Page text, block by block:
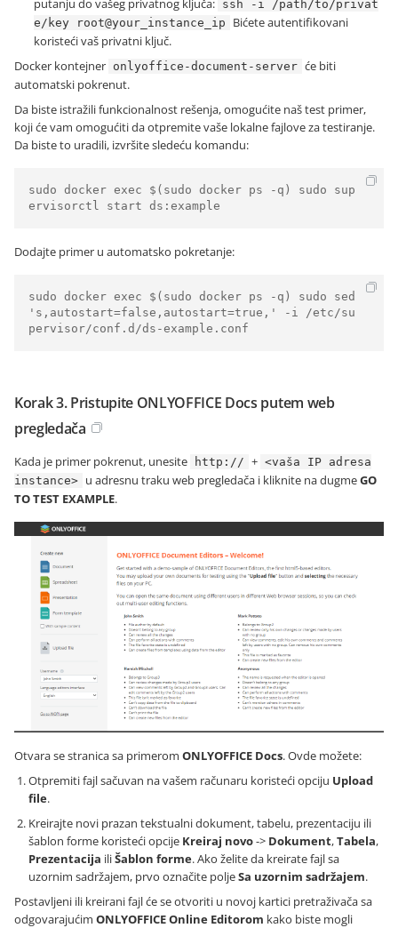
putanju do vašeg privatnog ključa: ssh -i /path/to/privat
e/key root@your_instance_ip
Bićete autentifikovani
koristeći vaš privatni ključ.
Docker kontejner onlyoffice-document-server će biti
automatski pokrenut.
Da biste istražili funkcionalnost rešenja, omogućite naš test primer,
koji će vam omogućiti da otpremite vaše lokalne fajlove za testiranje.
Da biste to uradili, izvršite sledeću komandu:
sudo docker exec $(sudo docker ps -q) sudo sup
ervisorctl start ds:example
Dodajte primer u automatsko pokretanje:
sudo docker exec $(sudo docker ps -q) sudo sed
's,autostart=false,autostart=true,' -i /etc/su
pervisor/conf.d/ds-example.conf
Korak 3. Pristupite ONLYOFFICE Docs putem web
pregledača
Kada je primer pokrenut, unesite http:// + <vaša IP adresa
instance> u adresnu traku web pregledača i kliknite na dugmeGO
TO TEST EXAMPLE.
Otvara se stranica sa primerom ONLYOFFICE Docs. Ovde možete:
Otpremiti fajl sačuvan na vašem računaru koristeći opciju Upload
file.
Kreirajte novi prazan tekstualni dokument, tabelu, prezentaciju ili
šablon forme koristeći opcije Kreiraj novo-> Dokument,Tabela,
Prezentacija iliŠablon forme. Ako želite da kreirate fajl sa
uzornim sadržajem, prvo označite poljeSa uzornim sadržajem.
Postavljeni ili kreirani fajl će se otvoriti u novoj kartici pretraživača sa
odgovarajućim ONLYOFFICE Online Editorom kako biste mogli